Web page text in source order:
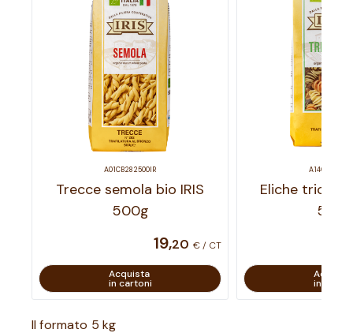
A01CB282500IR
Trecce semola bio IRIS
500g
19,20 € / CT
Acquista
in cartoni
Eliche
500g
in
Il formato 5 kg